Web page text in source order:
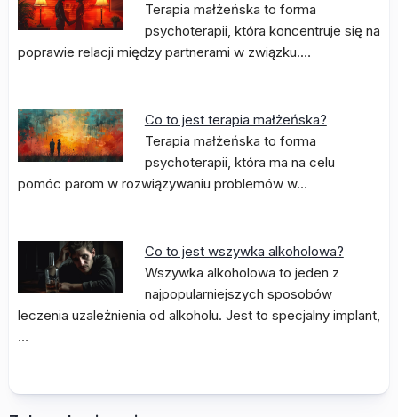
Terapia małżeńska to forma
psychoterapii, która koncentruje się na
poprawie relacji między partnerami w związku.…
Co to jest terapia małżeńska?
Terapia małżeńska to forma
psychoterapii, która ma na celu
pomóc parom w rozwiązywaniu problemów w…
Co to jest wszywka alkoholowa?
Wszywka alkoholowa to jeden z
najpopularniejszych sposobów
leczenia uzależnienia od alkoholu. Jest to specjalny implant,
…